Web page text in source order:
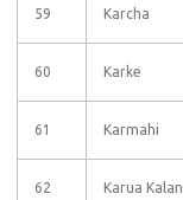
59 Karcha
60 Karke
61 Karmahi
62 Karua Kalan